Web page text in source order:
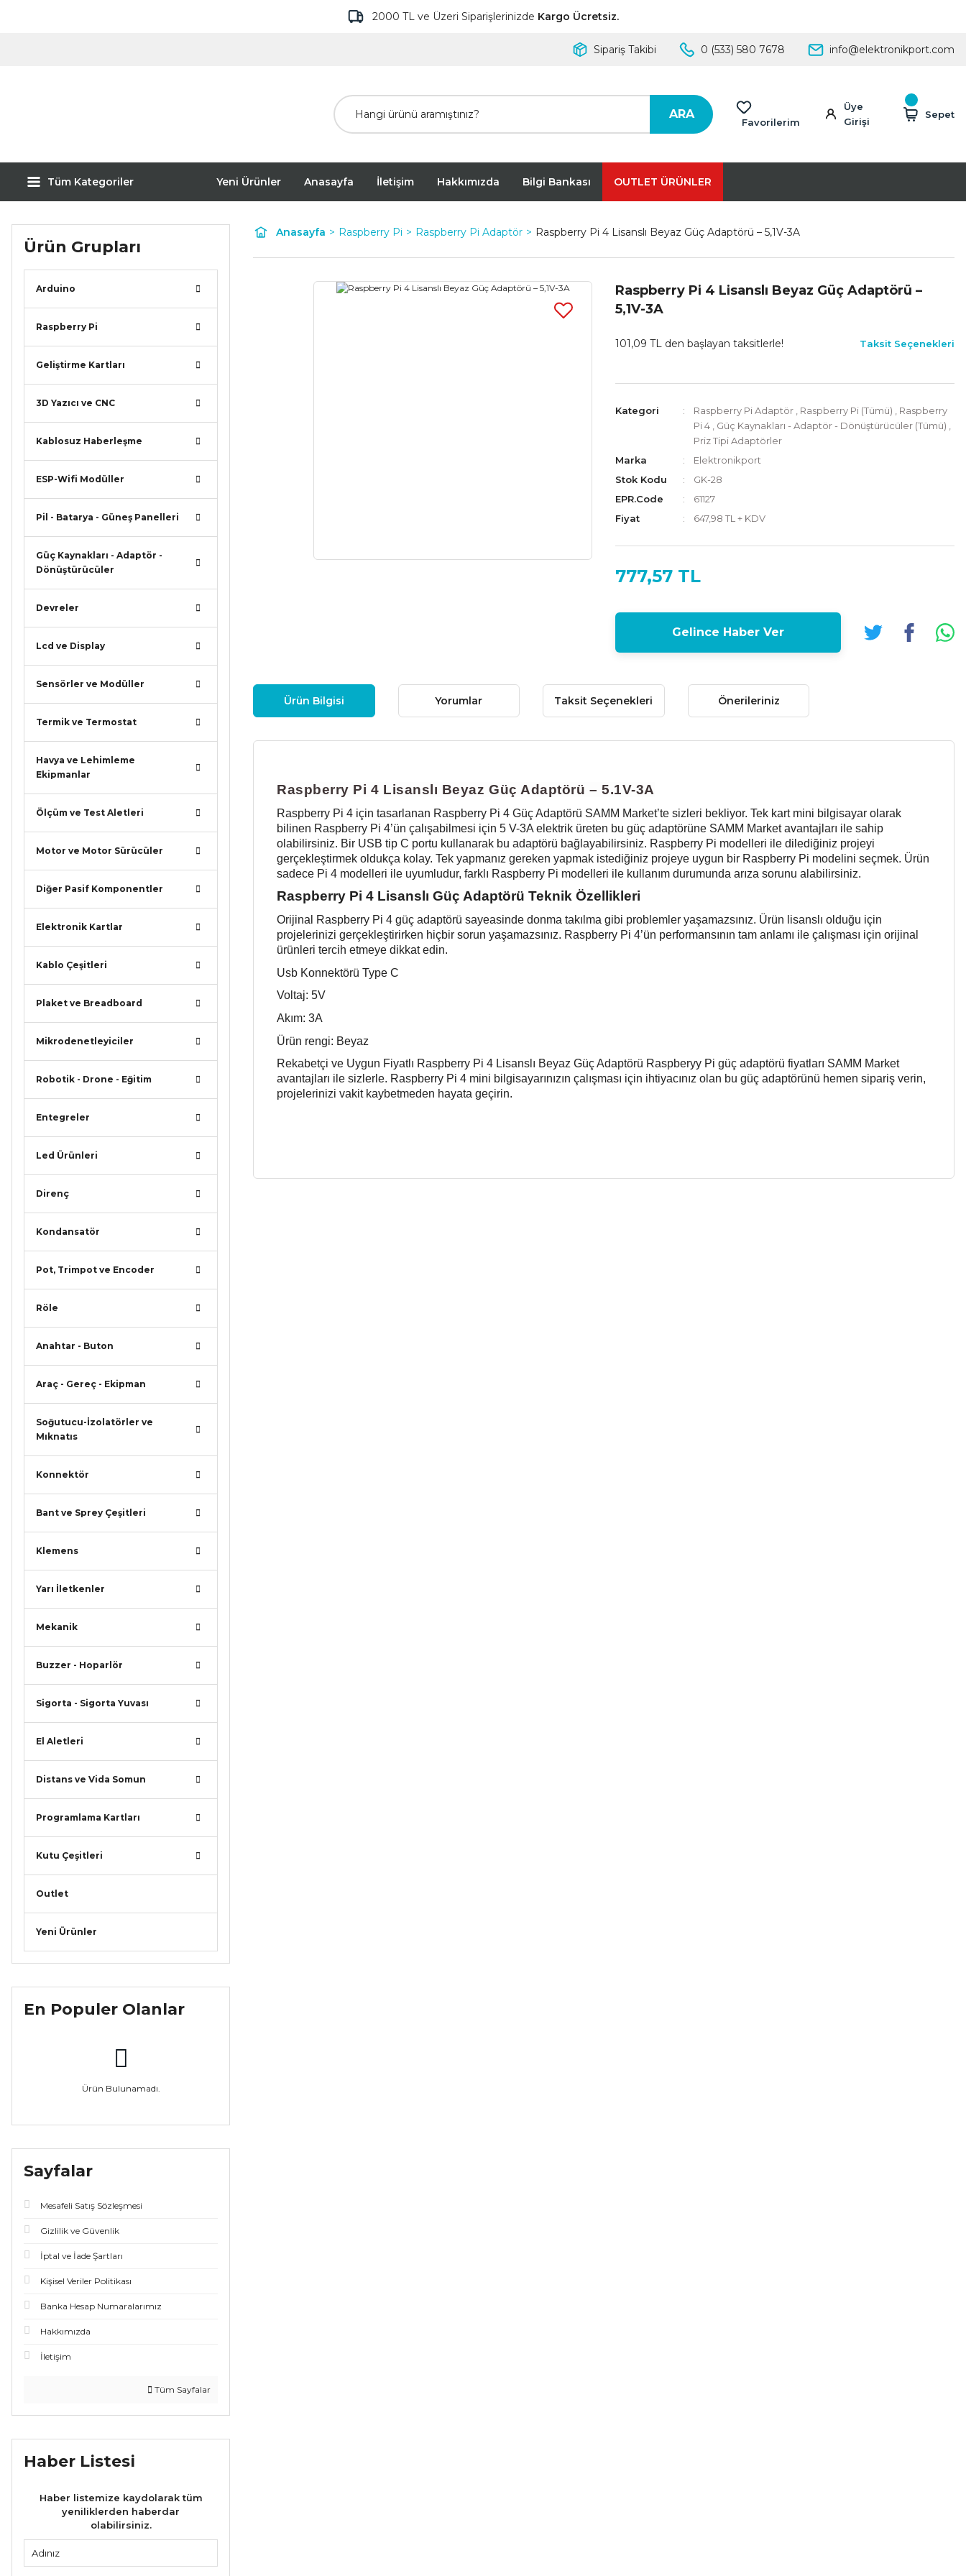
2000 TL ve Üzeri Siparişlerinizde Kargo Ücretsiz.
Sipariş Takibi 0 (533) 580 7678 info@elektronikport.com
ARA
Favorilerim
Üye
Girişi
Sepet
Tüm Kategoriler Yeni Ürünler Anasayfa İletişim Hakkımızda Bilgi Bankası OUTLET ÜRÜNLER
Ürün Grupları
Arduino
Raspberry Pi
Geliştirme Kartları
3D Yazıcı ve CNC
Kablosuz Haberleşme
ESP-Wifi Modüller
Pil - Batarya - Güneş Panelleri
Güç Kaynakları - Adaptör -
Dönüştürücüler
Devreler
Lcd ve Display
Sensörler ve Modüller
Termik ve Termostat
Havya ve Lehimleme
Ekipmanlar
Ölçüm ve Test Aletleri
Motor ve Motor Sürücüler
Diğer Pasif Komponentler
Elektronik Kartlar
Kablo Çeşitleri
Plaket ve Breadboard
Mikrodenetleyiciler
Robotik - Drone - Eğitim
Entegreler
Led Ürünleri
Direnç
Kondansatör
Pot, Trimpot ve Encoder
Röle
Anahtar - Buton
Araç - Gereç - Ekipman
Soğutucu-İzolatörler ve
Mıknatıs
Konnektör
Bant ve Sprey Çeşitleri
Klemens
Yarı İletkenler
Mekanik
Buzzer - Hoparlör
Sigorta - Sigorta Yuvası
El Aletleri
Distans ve Vida Somun
Programlama Kartları
Kutu Çeşitleri
Outlet
Yeni Ürünler
En Populer Olanlar
Ürün Bulunamadı.
Sayfalar
Mesafeli Satış Sözleşmesi
Gizlilik ve Güvenlik
İptal ve İade Şartları
Kişisel Veriler Politikası
Banka Hesap Numaralarımız
Hakkımızda
İletişim
Tüm Sayfalar
Haber Listesi
Haber listemize kaydolarak tüm
yeniliklerden haberdar
olabilirsiniz.
Anasayfa Raspberry Pi Raspberry Pi Adaptör Raspberry Pi 4 Lisanslı Beyaz Güç Adaptörü – 5,1V-3A
Raspberry Pi 4 Lisanslı Beyaz Güç Adaptörü –
5,1V-3A
101,09 TL den başlayan taksitlerle! Taksit Seçenekleri
Kategori Raspberry Pi Adaptör Raspberry Pi (Tümü)
Raspberry
Pi 4
Güç Kaynakları - Adaptör - Dönüştürücüler (Tümü)
Priz Tipi Adaptörler
Marka
Elektronikport
Stok Kodu
GK-28
EPR.Code
61127
Fiyat
647,98 TL + KDV
777,57 TL
Gelince Haber Ver
Ürün Bilgisi Yorumlar Taksit Seçenekleri Önerileriniz
Raspberry Pi 4 Lisanslı Beyaz Güç Adaptörü – 5.1V-3A
Raspberry Pi 4 için tasarlanan Raspberry Pi 4 Güç Adaptörü SAMM Market’te sizleri bekliyor. Tek kart mini bilgisayar olarak
bilinen Raspberry Pi 4’ün çalışabilmesi için 5 V-3A elektrik üreten bu güç adaptörüne SAMM Market avantajları ile sahip
olabilirsiniz. Bir USB tip C portu kullanarak bu adaptörü bağlayabilirsiniz. Raspberry Pi modelleri ile dilediğiniz projeyi
gerçekleştirmek oldukça kolay. Tek yapmanız gereken yapmak istediğiniz projeye uygun bir Raspberry Pi modelini seçmek. Ürün
sadece Pi 4 modelleri ile uyumludur, farklı Raspberry Pi modelleri ile kullanım durumunda arıza sorunu alabilirsiniz.
Raspberry Pi 4 Lisanslı Güç Adaptörü Teknik Özellikleri
Orijinal Raspberry Pi 4 güç adaptörü sayeasinde donma takılma gibi problemler yaşamazsınız. Ürün lisanslı olduğu için
projelerinizi gerçekleştirirken hiçbir sorun yaşamazsınız. Raspberry Pi 4’ün performansının tam anlamı ile çalışması için orijinal
ürünleri tercih etmeye dikkat edin.
Usb Konnektörü Type C
Voltaj: 5V
Akım: 3A
Ürün rengi: Beyaz
Rekabetçi ve Uygun Fiyatlı Raspberry Pi 4 Lisanslı Beyaz Güç Adaptörü Raspberyy Pi güç adaptörü fiyatları SAMM Market
avantajları ile sizlerle. Raspberry Pi 4 mini bilgisayarınızın çalışması için ihtiyacınız olan bu güç adaptörünü hemen sipariş verin,
projelerinizi vakit kaybetmeden hayata geçirin.